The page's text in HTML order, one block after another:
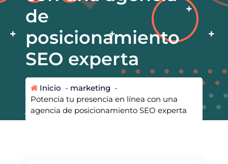
de
posicionamiento
SEO experta
Inicio - marketing -
Potencia tu presencia en línea con una
agencia de posicionamiento SEO experta